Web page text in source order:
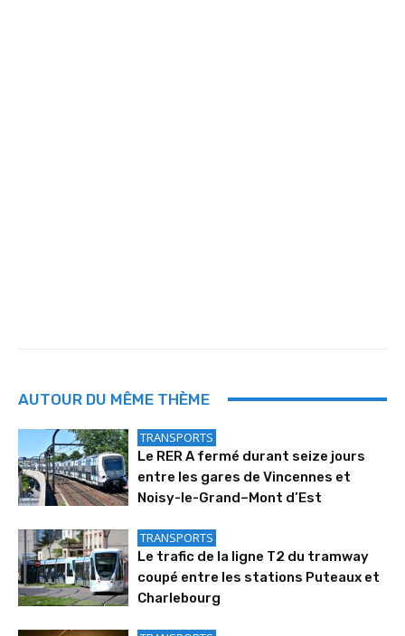
AUTOUR DU MÊME THÈME
TRANSPORTS
Le RER A fermé durant seize jours
entre les gares de Vincennes et
Noisy-le-Grand–Mont d’Est
TRANSPORTS
Le trafic de la ligne T2 du tramway
coupé entre les stations Puteaux et
Charlebourg